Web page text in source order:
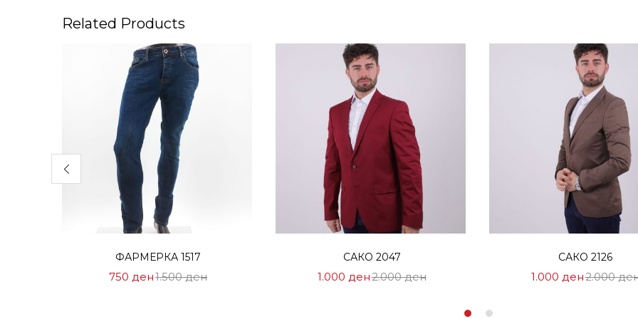
Related Products
ФАРМЕРКА 1517
750 денЦена
1.500денНормална
САКО 2047
1.000 денЦена
2.000денНормална
САКО 2126
1.000 денЦена
2.000